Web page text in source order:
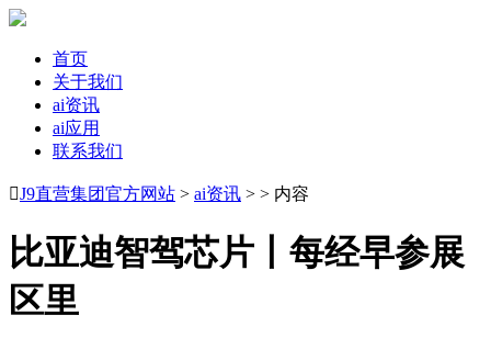
首页
关于我们
ai资讯
ai应用
联系我们
J9直营集团官方网站 > ai资讯 > > 内容
比亚迪智驾芯片丨每经早参展
区里